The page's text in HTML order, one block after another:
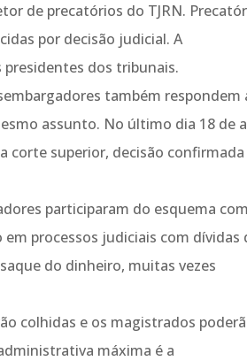
de precatórios do TJRN.
por decisão judicial. A
presidentes dos tribunais.
também respondem
assunto. No último dia 18 de
corte superior, decisão confirmada
participaram do esquema
processos judiciais com dívidas
do dinheiro, muitas vezes
colhidas e os magistrados
máxima é a